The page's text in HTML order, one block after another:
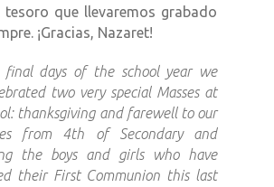
tesoro que llevaremos grabado
¡Gracias, Nazaret!
final days of the school year we
two very special Masses at
thanksgiving and farewell to our
from 4th of Secondary and
the boys and girls who have
their First Communion this last